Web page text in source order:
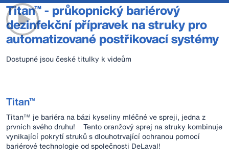
Titan™ - průkopnický bariérový
dezinfekční přípravek na struky pro
automatizované postřikovací systémy
Dostupné jsou české titulky k videům
Titan™
Titan™ je bariéra na bázi kyseliny mléčné ve spreji, jedna z
prvních svého druhu! Tento oranžový sprej na struky kombinuje
vynikající pokrytí struků s dlouhotrvající ochranou pomocí
bariérové technologie od společnosti DeLaval!